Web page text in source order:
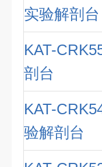
实验解剖台
KAT-
剖台
KAT-
验解剖台